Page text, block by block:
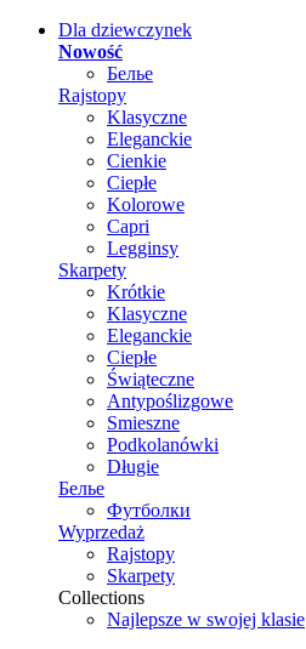
Dla dziewczynek
Nowość
Белье
Rajstopy
Klasyczne
Eleganckie
Cienkie
Ciepłe
Kolorowe
Capri
Legginsy
Skarpety
Krótkie
Klasyczne
Eleganckie
Ciepłe
Świąteczne
Antypoślizgowe
Smieszne
Podkolanówki
Długie
Белье
Футболки
Wyprzedaż
Rajstopy
Skarpety
Collections
Najlepsze w swojej klasie